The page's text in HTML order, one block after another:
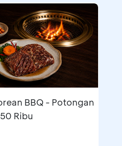
BBQ - Potongan
Ribu